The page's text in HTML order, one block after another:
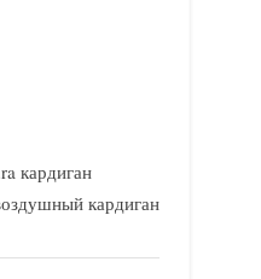
кардиган
кардиган